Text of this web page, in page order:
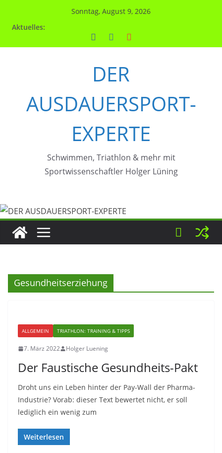
Sonntag, August 9, 2026
Aktuelles:
DER
AUSDAUERSPORT-
EXPERTE
Schwimmen, Triathlon & mehr mit
Sportwissenschaftler Holger Lüning
Gesundheitserziehung
ALLGEMEIN TRIATHLON: TRAINING & TIPPS
7. März 2022 Holger Luening
Der Faustische Gesundheits-Pakt
Droht uns ein Leben hinter der Pay-Wall der Pharma-
Industrie? Vorab: dieser Text bewertet nicht, er soll
lediglich ein wenig zum
Weiterlesen